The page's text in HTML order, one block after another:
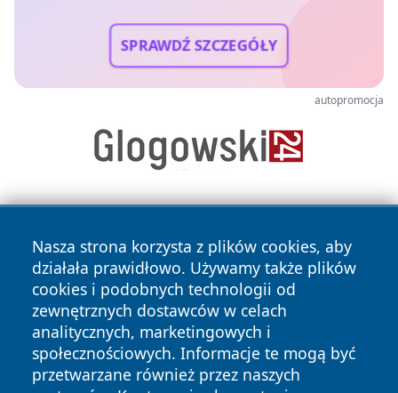
SPRAWDŹ SZCZEGÓŁY
autopromocja
Nasza strona korzysta z plików cookies, aby
działała prawidłowo. Używamy także plików
cookies i podobnych technologii od
zewnętrznych dostawców w celach
analitycznych, marketingowych i
społecznościowych. Informacje te mogą być
przetwarzane również przez naszych
Copyright © 2026 otososnowiec.pl Wszystkie prawa
zastrzeżone.